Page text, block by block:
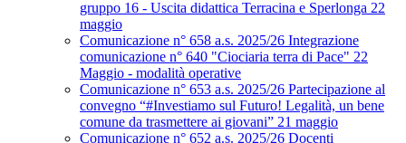
gruppo 16 - Uscita didattica Terracina e Sperlonga 22
maggio
Comunicazione n° 658 a.s. 2025/26 Integrazione
comunicazione n° 640 "Ciociaria terra di Pace" 22
Maggio - modalità operative
Comunicazione n° 653 a.s. 2025/26 Partecipazione al
convegno “#Investiamo sul Futuro! Legalità, un bene
comune da trasmettere ai giovani” 21 maggio
Comunicazione n° 652 a.s. 2025/26 Docenti